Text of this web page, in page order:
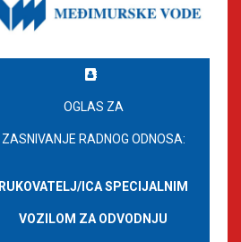
OGLAS ZA
ZASNIVANJE RADNOG ODNOSA:
RUKOVATELJ/ICA SPECIJALNIM
VOZILOM ZA ODVODNJU